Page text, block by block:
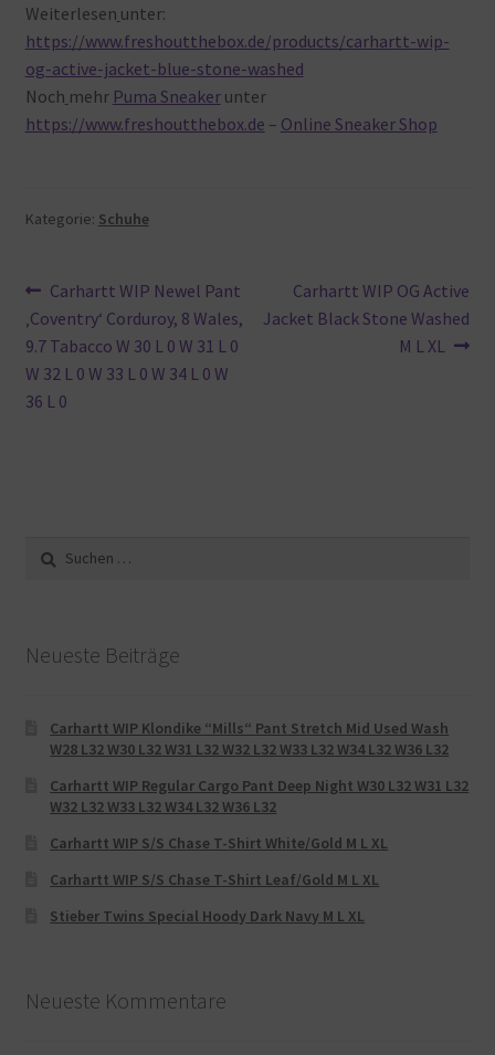
Weiterlesen unter:
https://www.freshoutthebox.de/products/carhartt-wip-
og-active-jacket-blue-stone-washed
Noch mehr Puma Sneakerunter
https://www.freshoutthebox.de – Online Sneaker Shop
Kategorie: Schuhe
Beitragsnavigation
Vorheriger
Beitrag:
Carhartt WIP Newel Pant
‚Coventry‘ Corduroy, 8 Wales,
9.7 Tabacco W 30 L 0 W 31 L 0
W 32 L 0 W 33 L 0 W 34 L 0 W
36 L 0
Nächster
Beitrag:
Carhartt WIP OG Active
Jacket Black Stone Washed
M L XL
Suche
nach:
Neueste Beiträge
Carhartt WIP Klondike “Mills“ Pant Stretch Mid Used Wash
W28 L32 W30 L32 W31 L32 W32 L32 W33 L32 W34 L32 W36 L32
Carhartt WIP Regular Cargo Pant Deep Night W30 L32 W31 L32
W32 L32 W33 L32 W34 L32 W36 L32
Carhartt WIP S/S Chase T-Shirt White/Gold M L XL
Carhartt WIP S/S Chase T-Shirt Leaf/Gold M L XL
Stieber Twins Special Hoody Dark Navy M L XL
Neueste Kommentare